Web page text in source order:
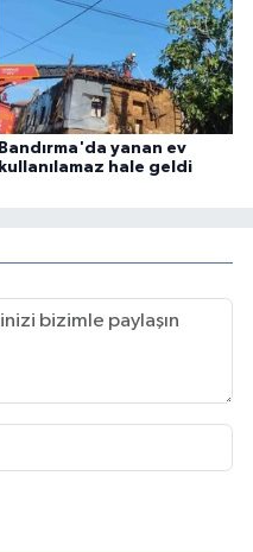
Bandırma'da yanan ev
kullanılamaz hale geldi